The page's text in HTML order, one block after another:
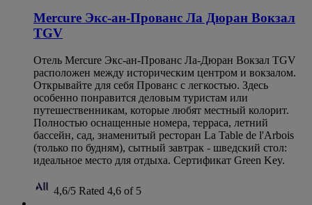
Mercure Экс-ан-Прованс Ла Дюран Вокзал
TGV
Отель Mercure Экс-ан-Прованс Ла-Дюран Вокзал TGV
расположен между историческим центром и вокзалом.
Открывайте для себя Прованс с легкостью. Здесь
особенно понравится деловым туристам или
путешественникам, которые любят местный колорит.
Полностью оснащенные номера, терраса, летний
бассейн, сад, знаменитый ресторан La Table de l'Arbois
(только по будням), сытный завтрак - шведский стол:
идеальное место для отдыха. Сертификат Green Key.
4,6/5 Rated 4,6 of 5